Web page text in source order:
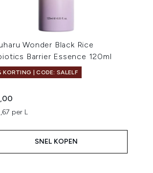
Wonder Black Rice
Barrier Essence 120ml
KORTING | CODE: SALELF
per L
SNEL KOPEN